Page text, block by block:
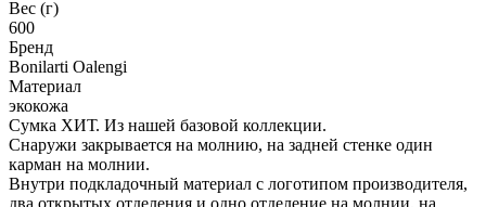
Вес (г)
600
Бренд
Bonilarti Oalengi
Материал
экокожа
Сумка ХИТ. Из нашей базовой коллекции.
Снаружи закрывается на молнию, на задней стенке один
карман на молнии.
Внутри подкладочный материал с логотипом производителя,
два открытых отделения и одно отделение на молнии, на